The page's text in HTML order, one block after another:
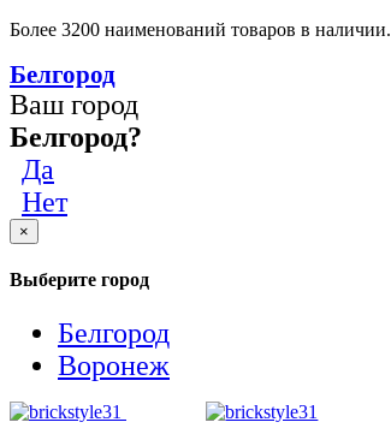
Более 3200 наименований товаров в
Белгород
Ваш город
Белгород?
Да
Нет
×
Выберите город
Белгород
Воронеж